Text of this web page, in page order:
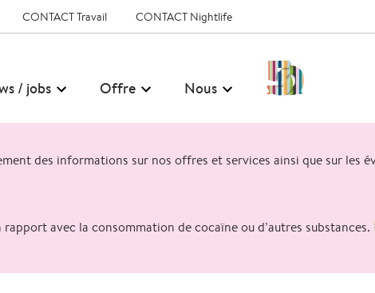
CONTACT Travail CONTACT Nightlife
/ jobs Offre Nous
CONTACT
FR
des informations sur nos offres et services ainsi que sur les
avec la consommation de cocaïne ou d’autres substances.